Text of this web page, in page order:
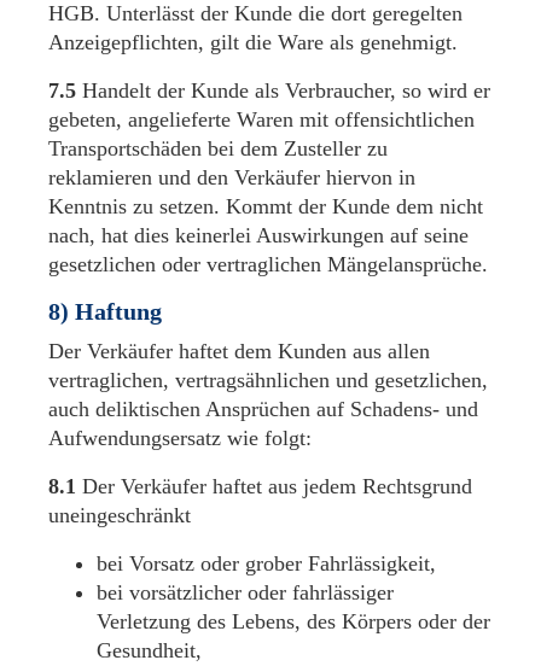
HGB. Unterlässt der Kunde die dort geregelten
Anzeigepflichten, gilt die Ware als genehmigt.
7.5 Handelt der Kunde als Verbraucher, so wird er
gebeten, angelieferte Waren mit offensichtlichen
Transportschäden bei dem Zusteller zu
reklamieren und den Verkäufer hiervon in
Kenntnis zu setzen. Kommt der Kunde dem nicht
nach, hat dies keinerlei Auswirkungen auf seine
gesetzlichen oder vertraglichen Mängelansprüche.
8) Haftung
Der Verkäufer haftet dem Kunden aus allen
vertraglichen, vertragsähnlichen und gesetzlichen,
auch deliktischen Ansprüchen auf Schadens- und
Aufwendungsersatz wie folgt:
8.1 Der Verkäufer haftet aus jedem Rechtsgrund
uneingeschränkt
bei Vorsatz oder grober Fahrlässigkeit,
bei vorsätzlicher oder fahrlässiger
Verletzung des Lebens, des Körpers oder der
Gesundheit,